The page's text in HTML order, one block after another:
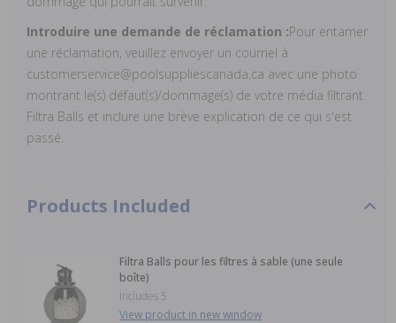
Introduire une demande de réclamation :Pour entamer
une réclamation, veuillez envoyer un courriel à
customerservice@poolsuppliescanada.ca avec une photo
montrant le(s) défaut(s)/dommage(s) de votre média filtrant
Filtra Balls et inclure une brève explication de ce qui s'est
passé.
Products Included
Filtra Balls pour les filtres à sable (une seule
boîte)
Includes 5
View product in new window